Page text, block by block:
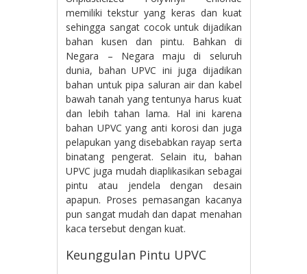
memiliki tekstur yang keras dan kuat
sehingga sangat cocok untuk dijadikan
bahan kusen dan pintu. Bahkan di
Negara – Negara maju di seluruh
dunia, bahan UPVC ini juga dijadikan
bahan untuk pipa saluran air dan kabel
bawah tanah yang tentunya harus kuat
dan lebih tahan lama. Hal ini karena
bahan UPVC yang anti korosi dan juga
pelapukan yang disebabkan rayap serta
binatang pengerat. Selain itu, bahan
UPVC juga mudah diaplikasikan sebagai
pintu atau jendela dengan desain
apapun. Proses pemasangan kacanya
pun sangat mudah dan dapat menahan
kaca tersebut dengan kuat.
Keunggulan Pintu UPVC